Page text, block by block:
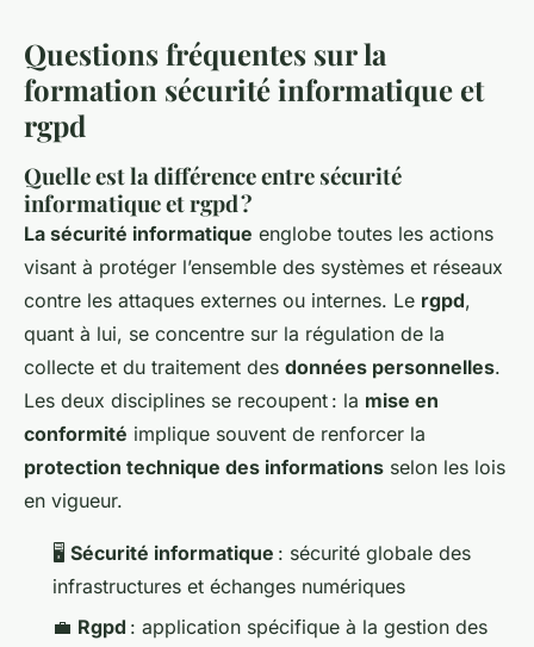
Questions fréquentes sur la
formation sécurité informatique et
rgpd
Quelle est la différence entre sécurité
informatique et rgpd ?
La sécurité informatique englobe toutes les actions
visant à protéger l’ensemble des systèmes et réseaux
contre les attaques externes ou internes. Le rgpd,
quant à lui, se concentre sur la régulation de la
collecte et du traitement des données personnelles.
Les deux disciplines se recoupent : la mise en
conformité implique souvent de renforcer la
protection technique des informations selon les lois
en vigueur.
🖥️ Sécurité informatique : sécurité globale des
infrastructures et échanges numériques
💼 Rgpd : application spécifique à la gestion des